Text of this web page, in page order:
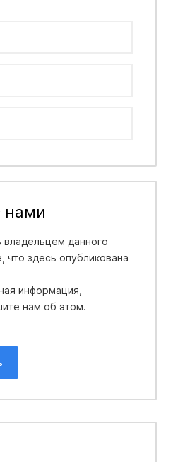
нами
владельцем данного
что здесь опубликована
информация,
нам об этом.